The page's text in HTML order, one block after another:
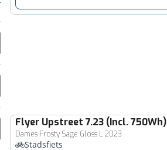
Flyer Upstreet 7.23 (Incl. 750Wh)
Dames Frosty Sage Gloss L 2023
Stadsfiets